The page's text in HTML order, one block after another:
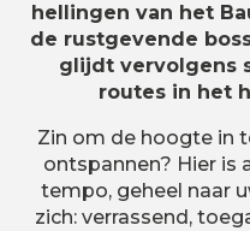
hellingen van het
de rustgevende
glijdt vervolgens
routes in het
Zin om de hoogte in
ontspannen? Hier is
tempo, geheel naar
zich: verrassend,